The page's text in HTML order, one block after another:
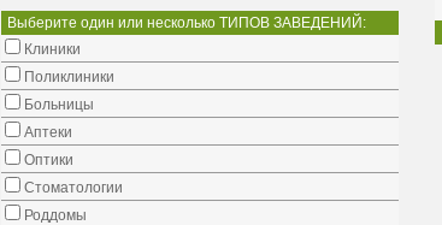
Выберите один или несколько ТИПОВ ЗАВЕДЕНИЙ:
Клиники
Поликлиники
Больницы
Аптеки
Оптики
Стоматологии
Роддомы